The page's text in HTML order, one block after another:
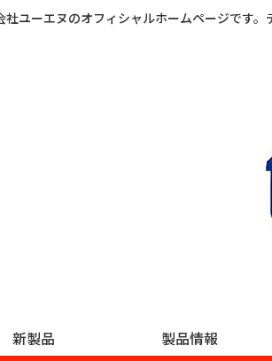
社ユーエヌのオフィシャルホームページです
新製品 製品情報